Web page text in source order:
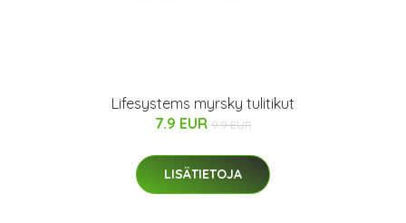
Lifesystems myrsky tulitikut
7.9 EUR 9.9 EUR
LISÄTIETOJA